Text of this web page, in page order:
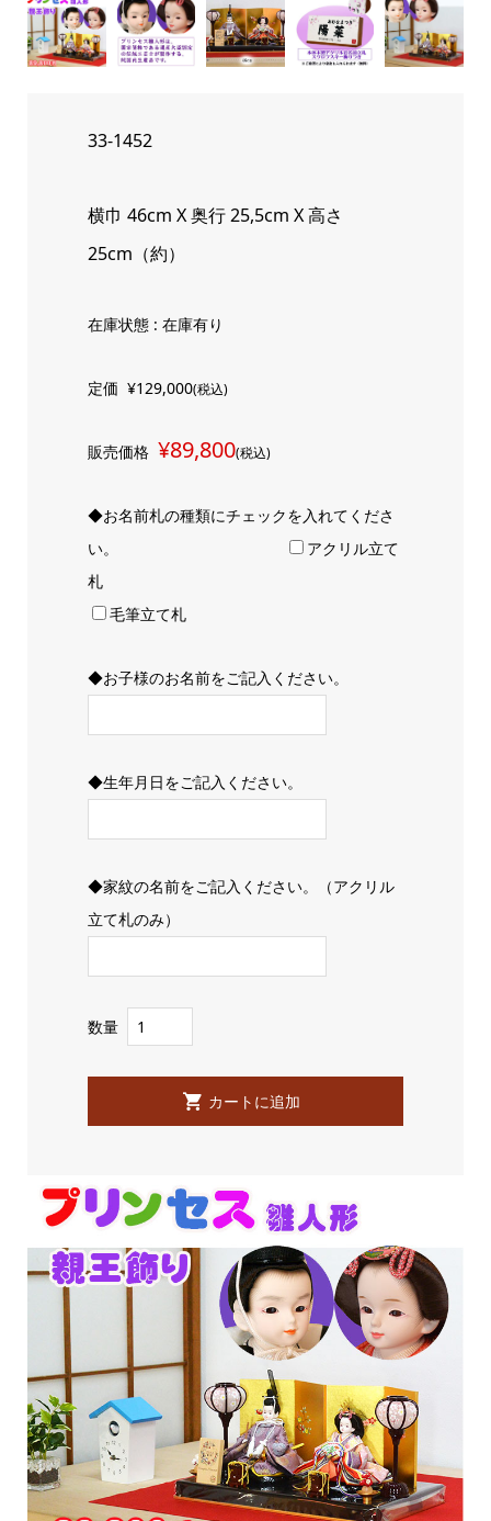
33-1452
横巾 46cm X 奥行 25,5cm X 高さ
25cm（約）
在庫状態 : 在庫有り
定価 ¥129,000(税込)
販売価格 ¥89,800(税込)
◆お名前札の種類にチェックを入れてくださ
い。
アクリル立て
札
毛筆立て札
◆お子様のお名前をご記入ください。
◆生年月日をご記入ください。
◆家紋の名前をご記入ください。（アクリル
立て札のみ）
数量